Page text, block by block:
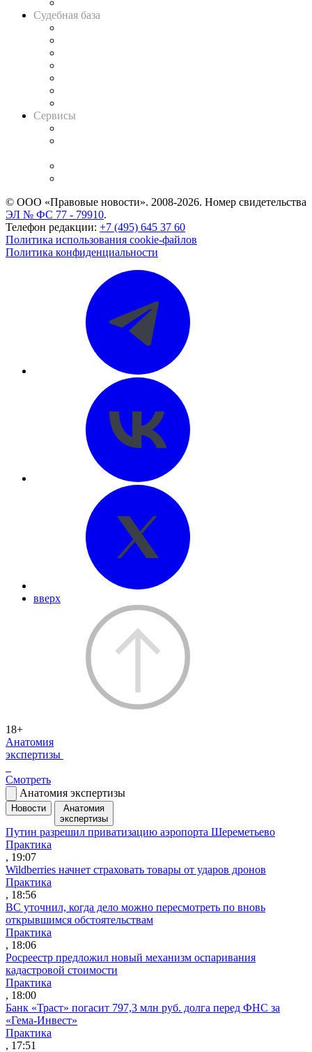
Судебная база
Сервисы
© ООО «Правовые новости». 2008-2026. Номер свидетельства
ЭЛ № ФС 77 - 79910.
Телефон редакции: +7 (495) 645 37 60
Политика использования cookie-файлов
Политика конфиденциальности
вверх
18+
Анатомия
экспертизы
Смотреть
Анатомия экспертизы
Новости
Анатомия
экспертизы
Путин разрешил приватизацию аэропорта Шереметьево
Практика
, 19:07
Wildberries начнет страховать товары от ударов дронов
Практика
, 18:56
ВС уточнил, когда дело можно пересмотреть по вновь
открывшимся обстоятельствам
Практика
, 18:06
Росреестр предложил новый механизм оспаривания
кадастровой стоимости
Практика
, 18:00
Банк «Траст» погасит 797,3 млн руб. долга перед ФНС за
«Гема-Инвест»
Практика
, 17:51